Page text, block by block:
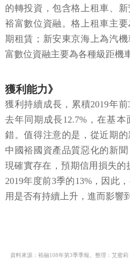
的轉投資，包含格上租車、
裕富數位資融。格上租車主
期租賃；新安東京海上為汽
富數位資融主要為各種級距機
獲利能力》
獲利持續成長，累積2019年前
去年同期成長12.7%，在基
錯。值得注意的是，從近期
中國裕國資產品質惡化的新
現確實存在，預期信用損失的
2019年度前3季的13%，因此
用是否有持續上升，進而影響
資料來源：裕融108年第3季季報。整理：艾蜜莉